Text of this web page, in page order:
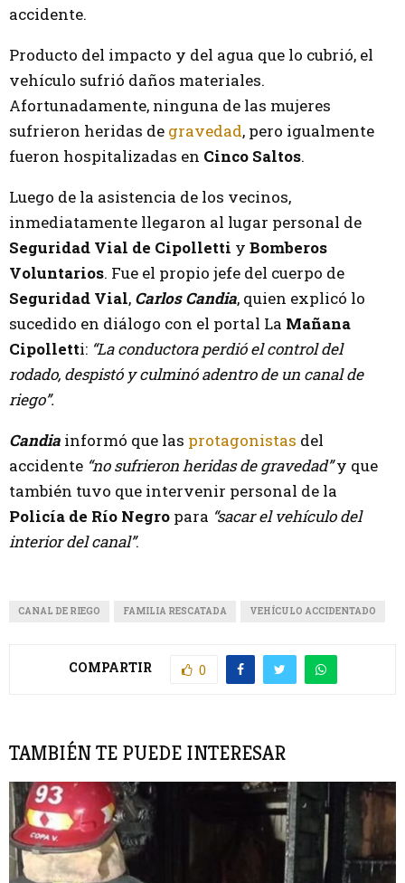
accidente.
Producto del impacto y del agua que lo cubrió, el
vehículo sufrió daños materiales.
Afortunadamente, ninguna de las mujeres
sufrieron heridas de gravedad, pero igualmente
fueron hospitalizadas en Cinco Saltos.
Luego de la asistencia de los vecinos,
inmediatamente llegaron al lugar personal de
Seguridad Vial de Cipolletti y Bomberos
Voluntarios. Fue el propio jefe del cuerpo de
Seguridad Vial, Carlos Candia, quien explicó lo
sucedido en diálogo con el portal La Mañana
Cipolletti: “La conductora perdió el control del
rodado, despistó y culminó adentro de un canal de
riego”.
Candia informó que las protagonistas del
accidente “no sufrieron heridas de gravedad”y que
también tuvo que intervenir personal de la
Policía de Río Negro para “sacar el vehículo del
interior del canal”.
CANAL DE RIEGO FAMILIA RESCATADA VEHÍCULO ACCIDENTADO
COMPARTIR 0
TAMBIÉN TE PUEDE INTERESAR